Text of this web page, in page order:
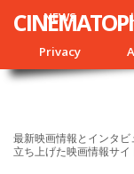
NEWS
Privacy
最新映画情報とインタ
立ち上げた映画情報サイ